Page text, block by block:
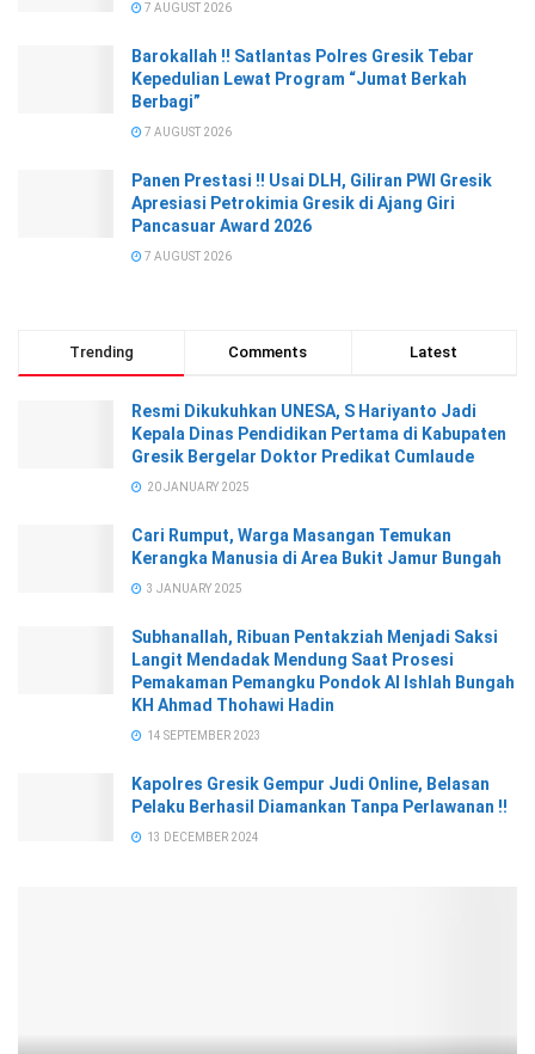
7 AUGUST 2026
Barokallah !! Satlantas Polres Gresik Tebar
Kepedulian Lewat Program “Jumat Berkah
Berbagi”
7 AUGUST 2026
Panen Prestasi !! Usai DLH, Giliran PWI Gresik
Apresiasi Petrokimia Gresik di Ajang Giri
Pancasuar Award 2026
7 AUGUST 2026
Trending Comments Latest
Resmi Dikukuhkan UNESA, S Hariyanto Jadi
Kepala Dinas Pendidikan Pertama di Kabupaten
Gresik Bergelar Doktor Predikat Cumlaude
20 JANUARY 2025
Cari Rumput, Warga Masangan Temukan
Kerangka Manusia di Area Bukit Jamur Bungah
3 JANUARY 2025
Subhanallah, Ribuan Pentakziah Menjadi Saksi
Langit Mendadak Mendung Saat Prosesi
Pemakaman Pemangku Pondok Al Ishlah Bungah
KH Ahmad Thohawi Hadin
14 SEPTEMBER 2023
Kapolres Gresik Gempur Judi Online, Belasan
Pelaku Berhasil Diamankan Tanpa Perlawanan !!
13 DECEMBER 2024